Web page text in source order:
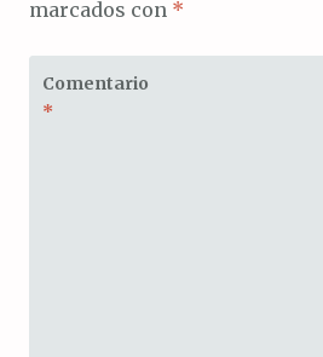
marcados con *
Comentario
*